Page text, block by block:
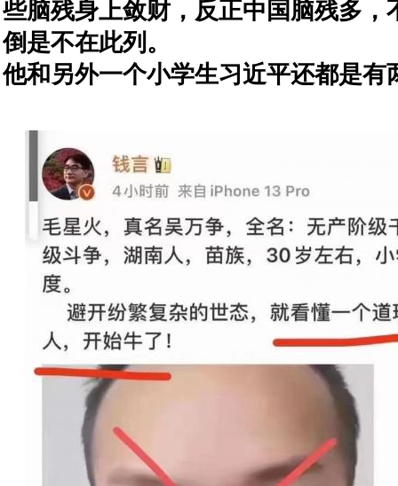
些脑残身上敛财，反正中国脑残多，
倒是不在此列。
他和另外一个小学生习近平还都是有